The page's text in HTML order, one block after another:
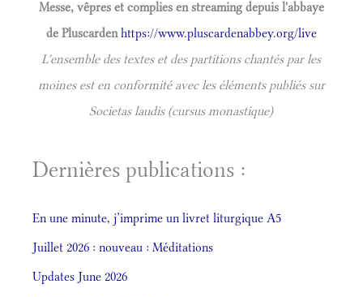
Messe, vêpres et complies en streaming depuis l'abbaye
de Pluscardenhttps://www.pluscardenabbey.org/live
L'ensemble des textes et des partitions chantés par les
moines est en conformité avec les éléments publiés sur
Societas laudis (cursus monastique)
Dernières publications :
En une minute, j’imprime un livret liturgique A5
Juillet 2026 : nouveau : Méditations
Updates June 2026